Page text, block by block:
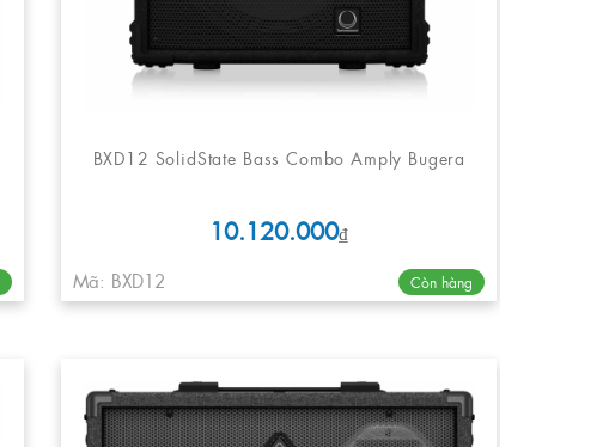
BXD12 SolidState Bass Combo Amply Bugera
10.120.000₫
Mã: BXD12
Còn hàng